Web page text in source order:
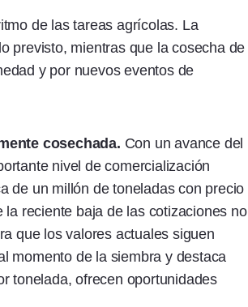
de las tareas agrícolas. La
previsto, mientras que la cosecha de
y por nuevos eventos de
cosechada. Con un avance del
nivel de comercialización
de un millón de toneladas con precio
reciente baja de las cotizaciones no
que los valores actuales siguen
momento de la siembra y destaca
tonelada, ofrecen oportunidades